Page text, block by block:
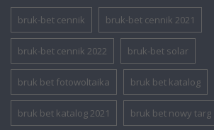
bruk-bet cennik bruk-bet cennik 2021
bruk-bet cennik 2022 bruk-bet solar
bruk bet fotowoltaika bruk bet katalog
bruk bet katalog 2021 bruk bet nowy targ